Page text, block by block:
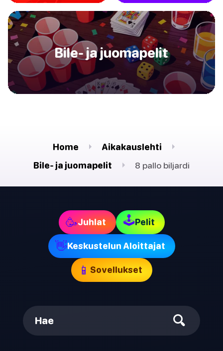
Bile- ja juomapelit
Home
Aikakauslehti
Bile- ja juomapelit
8 pallo biljardi
🥳Juhlat 🕹Pelit
👋Keskustelun Aloittajat
📱 Sovellukset
Hae